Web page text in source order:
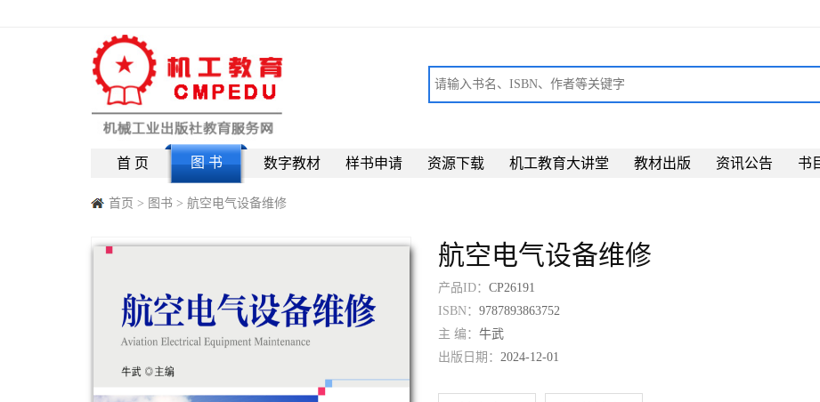
首 页 图 书 数字教材 样书申请 资源下载 机工教育大讲堂 教材出版 资讯公告 书
首页 > 图书 > 航空电气设备维修
航空电气设备维修
产品ID： CP26191
ISBN： 9787893863752
主 编： 牛武
出版日期： 2024-12-01